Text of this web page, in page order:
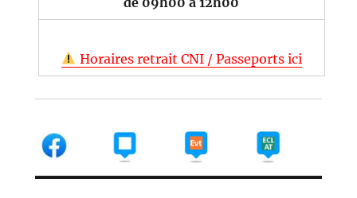
Horaires retrait CNI / Passeports ici